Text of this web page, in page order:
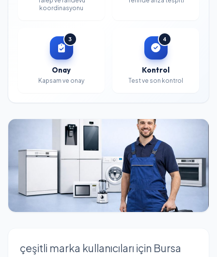
koordinasyonu
3
Onay
Kapsam ve onay
4
Kontrol
Test ve son kontrol
çeşitli marka kullanıcıları için Bursa